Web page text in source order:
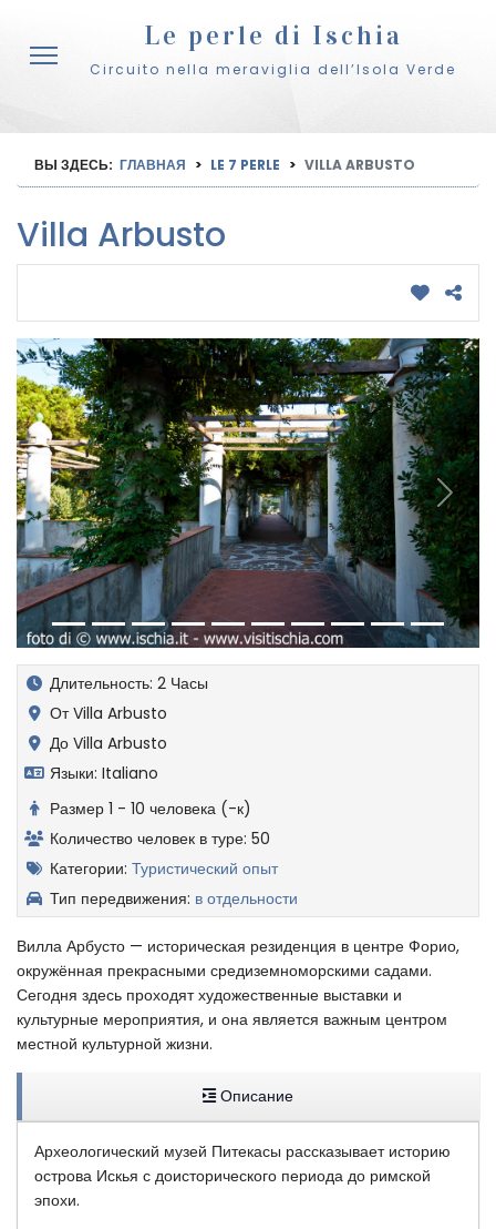
Le perle di Ischia
Circuito nella meraviglia dell’Isola Verde
ВЫ ЗДЕСЬ: ГЛАВНАЯ LE 7 PERLE VILLA ARBUSTO
Villa Arbusto
Предыдущий
Длительность: 2 Часы
От Villa Arbusto
До Villa Arbusto
Языки: Italiano
Размер 1 - 10 человека (-к)
Количество человек в туре: 50
Категории: Туристический опыт
Тип передвижения: в отдельности
Вилла Арбусто — историческая резиденция в центре Форио,
окружённая прекрасными средиземноморскими садами.
Сегодня здесь проходят художественные выставки и
культурные мероприятия, и она является важным центром
местной культурной жизни.
Описание
Археологический музей Питекасы рассказывает историю
острова Искья с доисторического периода до римской
эпохи.